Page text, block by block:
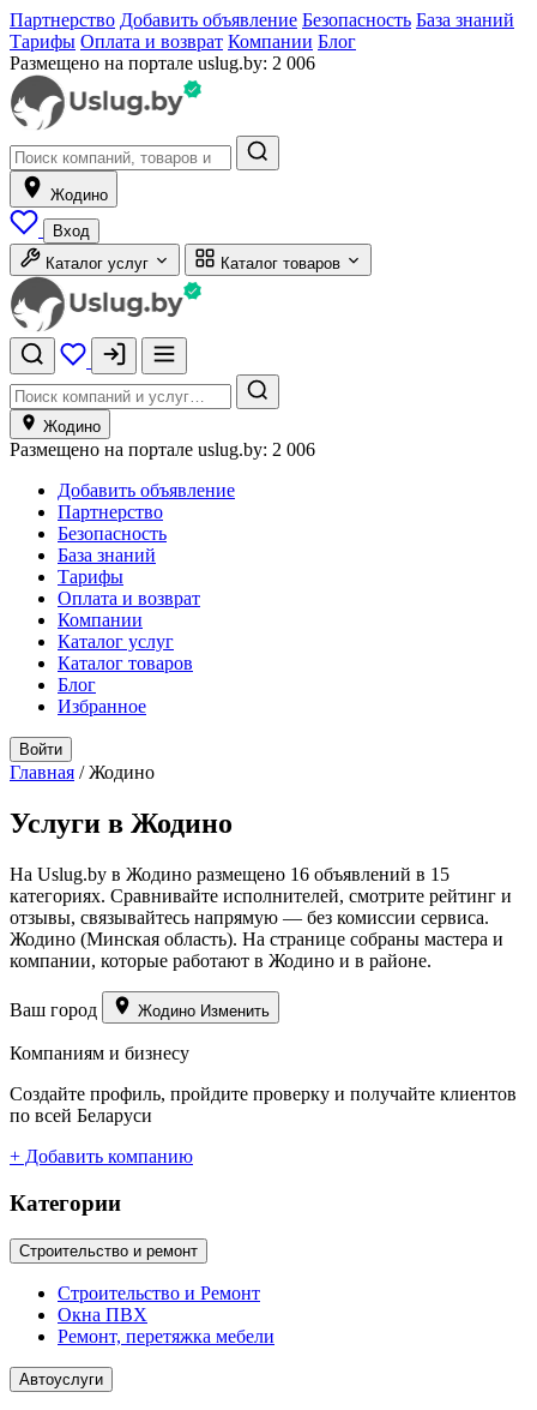
Партнерство Добавить объявление Безопасность База знаний
Тарифы Оплата и возврат Компании Блог
Размещено на портале uslug.by: 2 006
Жодино
Вход
Каталог услуг
Каталог товаров
Жодино
Размещено на портале uslug.by: 2 006
Добавить объявление
Партнерство
Безопасность
База знаний
Тарифы
Оплата и возврат
Компании
Каталог услуг
Каталог товаров
Блог
Избранное
Войти
Главная / Жодино
Услуги в Жодино
На Uslug.by в Жодино размещено 16 объявлений в 15
категориях. Сравнивайте исполнителей, смотрите рейтинг и
отзывы, связывайтесь напрямую — без комиссии сервиса.
Жодино (Минская область). На странице собраны мастера и
компании, которые работают в Жодино и в районе.
Ваш город Жодино Изменить
Компаниям и бизнесу
Создайте профиль, пройдите проверку и получайте клиентов
по всей Беларуси
+ Добавить компанию
Категории
Строительство и ремонт
Строительство и Ремонт
Окна ПВХ
Ремонт, перетяжка мебели
Автоуслуги